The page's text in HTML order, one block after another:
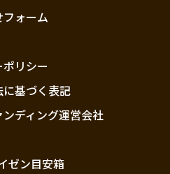
ォーム
リシー
基づく表記
ディング運営会社
ゼン目安箱